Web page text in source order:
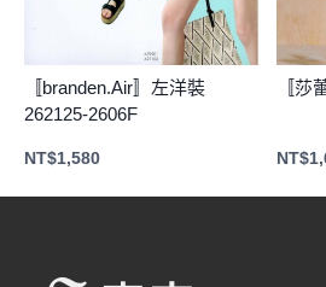
〚branden.Air〛左洋裝
262125-2606F
NT$1,580
〚莎
NT$